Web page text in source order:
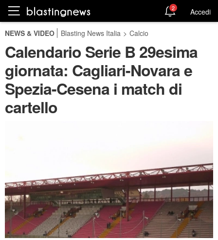
2 Accedi
NEWS & VIDEO Blasting News Italia > Calcio
Calendario Serie B 29esima
giornata: Cagliari-Novara e
Spezia-Cesena i match di
cartello